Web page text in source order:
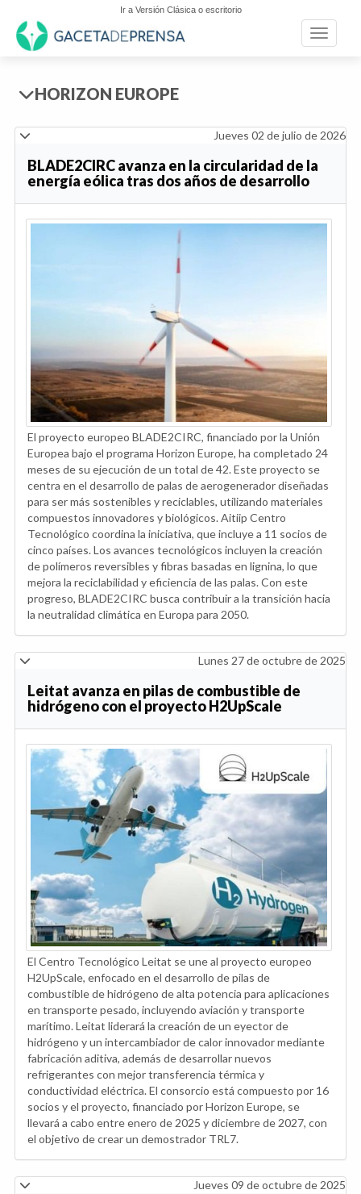
Ir a Versión Clásica o escritorio
Toggle
HORIZON EUROPE
Jueves 02 de julio de 2026
BLADE2CIRC avanza en la circularidad de la
energía eólica tras dos años de desarrollo
El proyecto europeo BLADE2CIRC, financiado por la Unión
Europea bajo el programa Horizon Europe, ha completado 24
meses de su ejecución de un total de 42. Este proyecto se
centra en el desarrollo de palas de aerogenerador diseñadas
para ser más sostenibles y reciclables, utilizando materiales
compuestos innovadores y biológicos. Aitiip Centro
Tecnológico coordina la iniciativa, que incluye a 11 socios de
cinco países. Los avances tecnológicos incluyen la creación
de polímeros reversibles y fibras basadas en lignina, lo que
mejora la reciclabilidad y eficiencia de las palas. Con este
progreso, BLADE2CIRC busca contribuir a la transición hacia
la neutralidad climática en Europa para 2050.
Lunes 27 de octubre de 2025
Leitat avanza en pilas de combustible de
hidrógeno con el proyecto H2UpScale
El Centro Tecnológico Leitat se une al proyecto europeo
H2UpScale, enfocado en el desarrollo de pilas de
combustible de hidrógeno de alta potencia para aplicaciones
en transporte pesado, incluyendo aviación y transporte
marítimo. Leitat liderará la creación de un eyector de
hidrógeno y un intercambiador de calor innovador mediante
fabricación aditiva, además de desarrollar nuevos
refrigerantes con mejor transferencia térmica y
conductividad eléctrica. El consorcio está compuesto por 16
socios y el proyecto, financiado por Horizon Europe, se
llevará a cabo entre enero de 2025 y diciembre de 2027, con
el objetivo de crear un demostrador TRL7.
Jueves 09 de octubre de 2025